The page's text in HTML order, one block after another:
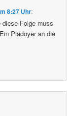
8:27 Uhr:
Folge muss
Plädoyer an die